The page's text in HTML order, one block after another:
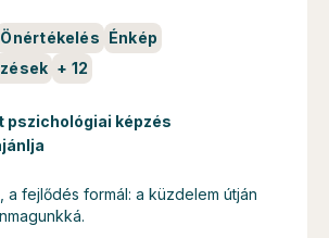
Önértékelés Énkép
+ 12
pszichológiai képzés
a fejlődés formál: a küzdelem útján